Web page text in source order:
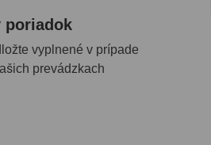
poriadok
vyplnené v prípade
prevádzkach